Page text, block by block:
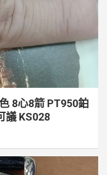
8心8箭 PT950鉑
議 KS028